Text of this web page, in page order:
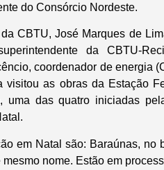
do Consórcio Nordeste.
CBTU, José Marques de
da CBTU-
coordenador de energia
visitou as obras da Estação
uma das quatro iniciadas
em Natal são: Baraúnas, no
nome. Estão em